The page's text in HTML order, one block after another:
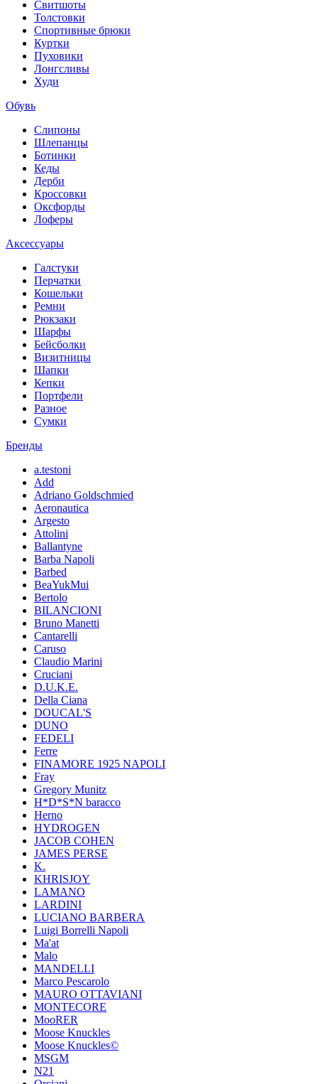
Свитшоты
Толстовки
Спортивные брюки
Куртки
Пуховики
Лонгсливы
Худи
Обувь
Слипоны
Шлепанцы
Ботинки
Кеды
Дерби
Кроссовки
Оксфорды
Лоферы
Аксессуары
Галстуки
Перчатки
Кошельки
Ремни
Рюкзаки
Шарфы
Бейсболки
Визитницы
Шапки
Кепки
Портфели
Разное
Сумки
Бренды
a.testoni
Add
Adriano Goldschmied
Aeronautica
Argesto
Attolini
Ballantyne
Barba Napoli
Barbed
BeaYukMui
Bertolo
BILANCIONI
Bruno Manetti
Cantarelli
Caruso
Claudio Marini
Cruciani
D.U.K.E.
Della Ciana
DOUCAL'S
DUNO
FEDELI
Ferre
FINAMORE 1925 NAPOLI
Fray
Gregory Munitz
H*D*S*N baracco
Herno
HYDROGEN
JACOB COHEN
JAMES PERSE
K.
KHRISJOY
LAMANO
LARDINI
LUCIANO BARBERA
Luigi Borrelli Napoli
Ma'at
Malo
MANDELLI
Marco Pescarolo
MAURO OTTAVIANI
MONTECORE
MooRER
Moose Knuckles
Moose Knuckles©️
MSGM
N21